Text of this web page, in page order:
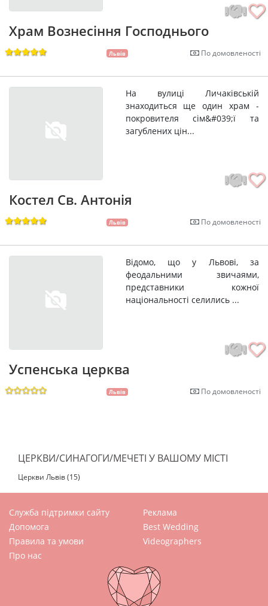
Храм Вознесіння Господнього
Львів По домовленості
На вулиці Личаківській
знаходиться ще один храм -
покровителя сім&#039;ї та
загублених цін...
Костел Св. Антонія
Львів По домовленості
Відомо, що у Львові, за
феодальними звичаями,
представники кожної
національності селились ...
Успенська церква
Львів По домовленості
ЦЕРКВИ/СИНАГОГИ/МЕЧЕТІ У ВАШОМУ МІСТІ
Церкви Львів (15)
Служба підтримки сайту
Допомога
Правила та умови
Про нас
Реклама
Best Wedding
Videographers